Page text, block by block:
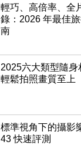
輕巧、高倍率、全
錄：2026 年最佳
南
2025六大類型隨身
輕鬆拍照畫質至上
標準視角下的攝影
43 快速評測